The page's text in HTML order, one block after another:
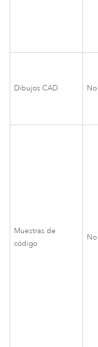
Dibujos CAD No
Muestras de
código
No